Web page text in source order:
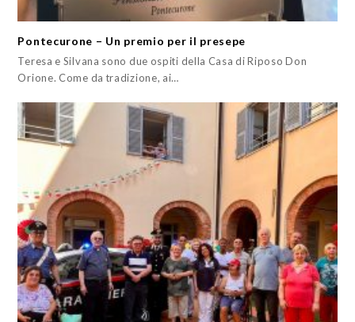
Pontecurone – Un premio per il presepe
Teresa e Silvana sono due ospiti della Casa di Riposo Don
Orione. Come da tradizione, ai…